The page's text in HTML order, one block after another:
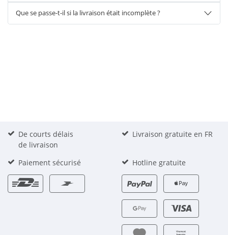
Que se passe-t-il si la livraison était incomplète ?
De courts délais
de livraison
Livraison gratuite en FR
Paiement sécurisé Hotline gratuite